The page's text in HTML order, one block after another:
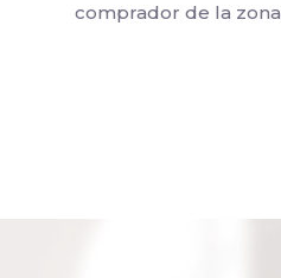
comprador de la